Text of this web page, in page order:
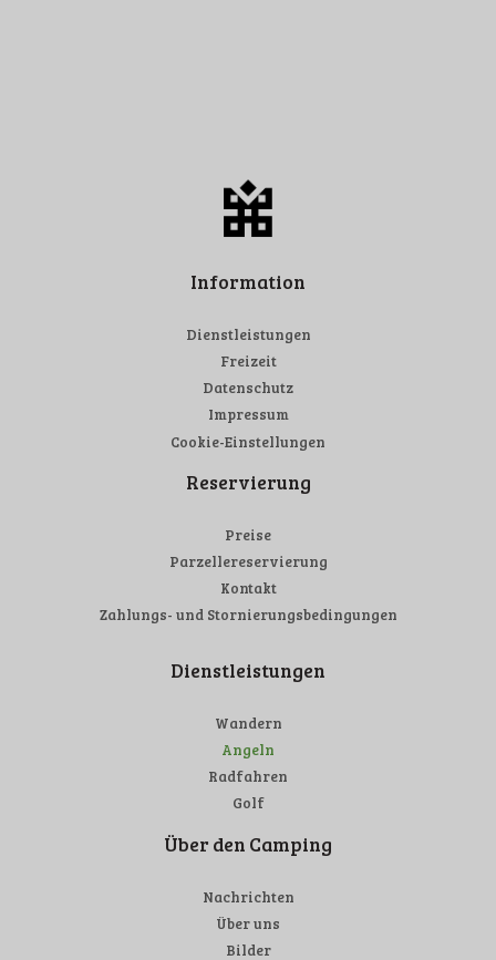
Information
Dienstleistungen
Freizeit
Datenschutz
Impressum
Cookie-Einstellungen
Reservierung
Preise
Parzellereservierung
Kontakt
Zahlungs- und Stornierungsbedingungen
Dienstleistungen
Wandern
Angeln
Radfahren
Golf
Über den Camping
Nachrichten
Über uns
Bilder